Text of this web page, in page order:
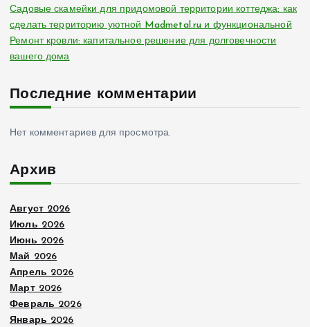
Садовые скамейки для придомовой территории коттеджа: как
сделать территорию уютной Madmetal.ru и функциональной
Ремонт кровли: капитальное решение для долговечности
вашего дома
Последние комментарии
Нет комментариев для просмотра.
Архив
Август 2026
Июль 2026
Июнь 2026
Май 2026
Апрель 2026
Март 2026
Февраль 2026
Январь 2026